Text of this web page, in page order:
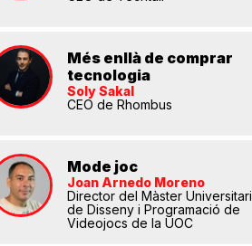
Més enllà de comprar
tecnologia
Soly Sakal
CEO de Rhombus
Mode joc
Joan Arnedo Moreno
Director del Màster Universitari
de Disseny i Programació de
Videojocs de la UOC